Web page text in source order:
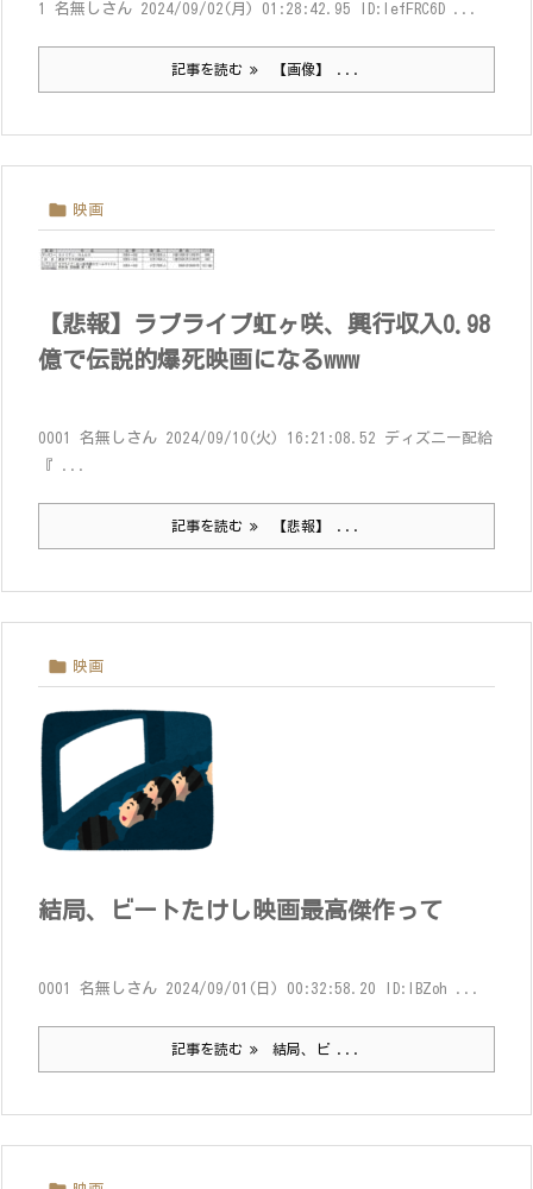
1 名無しさん 2024/09/02(月) 01:28:42.95 ID:lefFRC6D ...
記事を読む 【画像】 ...
 映画
【悲報】ラブライブ虹ヶ咲、興行収入0.98
億で伝説的爆死映画になるwww
0001 名無しさん 2024/09/10(火) 16:21:08.52 ディズニー配給
『 ...
記事を読む 【悲報】 ...
 映画
結局、ビートたけし映画最高傑作って
0001 名無しさん 2024/09/01(日) 00:32:58.20 ID:lBZoh ...
記事を読む 結局、ビ ...